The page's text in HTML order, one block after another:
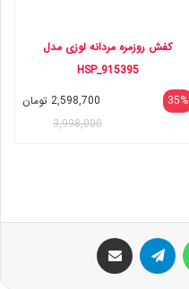
کفش روزمره مردانه لوزی مدل
HSP_915395
35%
2,598,700 تومان
3,998,000
تلگرام